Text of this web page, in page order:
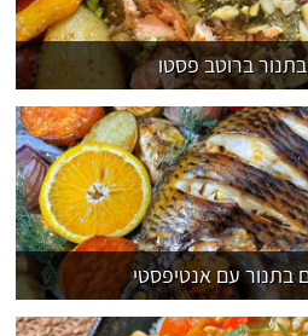
ברוטב פסטו
בתנור עם אנטיפסטי